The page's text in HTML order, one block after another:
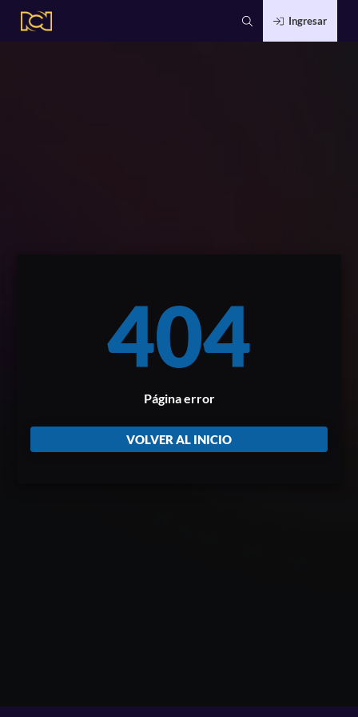
Ingresar
404
Página error
VOLVER AL INICIO